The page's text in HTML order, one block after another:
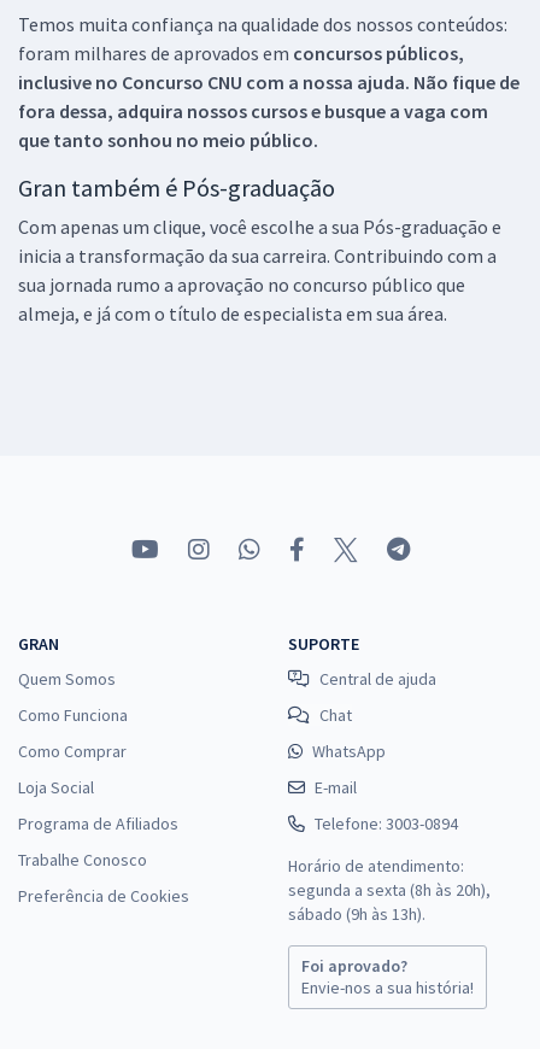
Temos muita confiança na qualidade dos nossos conteúdos:
foram milhares de aprovados em concursos públicos,
inclusive no Concurso CNU com a nossa ajuda. Não fique de
fora dessa, adquira nossos cursos e busque a vaga com
que tanto sonhou no meio público.
Gran também é Pós-graduação
Com apenas um clique, você escolhe a sua Pós-graduação e
inicia a transformação da sua carreira. Contribuindo com a
sua jornada rumo a aprovação no concurso público que
almeja, e já com o título de especialista em sua área.
GRAN
Quem Somos
Como Funciona
Como Comprar
Loja Social
Programa de Afiliados
Trabalhe Conosco
Preferência de Cookies
SUPORTE
Central de ajuda
Chat
WhatsApp
E-mail
Telefone: 3003-0894
Horário de atendimento:
segunda a sexta (8h às 20h),
sábado (9h às 13h).
Foi aprovado?
Envie-nos a sua história!